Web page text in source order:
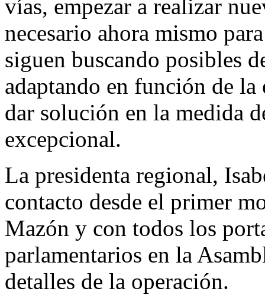
vías, empezar a realizar
necesario ahora mismo
siguen buscando posibles
adaptando en función de
dar solución en la medida
excepcional.
La presidenta regional,
contacto desde el primer
Mazón y con todos los
parlamentarios en la
detalles de la operación.